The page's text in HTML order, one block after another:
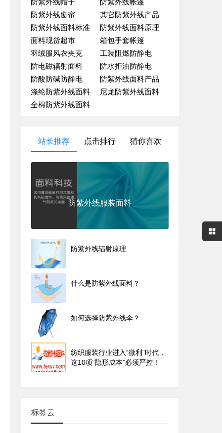
防紫外线帽子
防紫外线帐篷
防紫外线窗帘
其它防紫外线产品
防紫外线面料标准
防紫外线面料原理
面料现货超市
箱包手套帐篷
羽绒服风衣夹克
工装阻燃防静电
防电磁辐射面料
防水拒油防静电
防酸防碱防静电
防紫外线面料产品
涤纶防紫外线面料
尼龙防紫外线面料
全棉防紫外线面料
站长推荐 点击排行 猜你喜欢
防紫外线服装面料
防紫外线辐射原理
什么是防紫外线面料？
如何选择防紫外线伞？
纺织服装行业进入“微利”时代，
这10项“隐形成本”必须严控！
标签云